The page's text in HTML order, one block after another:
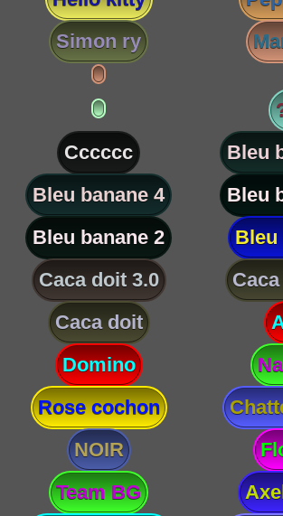
Simon ry
Cccccc
Bleu
Bleu banane 4
Bleu
Bleu banane 2
Bleu
Caca doit 3.0
Caca doit
Domino
Rose cochon
NOIR
Team BG